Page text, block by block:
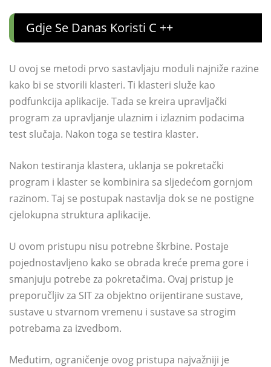
Gdje Se Danas Koristi C ++
U ovoj se metodi prvo sastavljaju moduli najniže razine
kako bi se stvorili klasteri. Ti klasteri služe kao
podfunkcija aplikacije. Tada se kreira upravljački
program za upravljanje ulaznim i izlaznim podacima
test slučaja. Nakon toga se testira klaster.
Nakon testiranja klastera, uklanja se pokretački
program i klaster se kombinira sa sljedećom gornjom
razinom. Taj se postupak nastavlja dok se ne postigne
cjelokupna struktura aplikacije.
U ovom pristupu nisu potrebne škrbine. Postaje
pojednostavljeno kako se obrada kreće prema gore i
smanjuju potrebe za pokretačima. Ovaj pristup je
preporučljiv za SIT za objektno orijentirane sustave,
sustave u stvarnom vremenu i sustave sa strogim
potrebama za izvedbom.
Međutim, ograničenje ovog pristupa najvažniji je